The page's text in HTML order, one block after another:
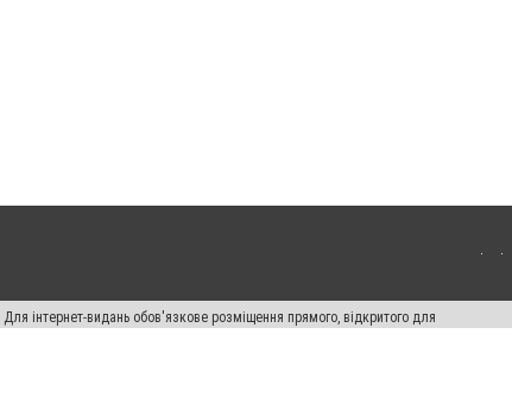
інтернет-видань обов'язкове розміщення прямого, відкритого для